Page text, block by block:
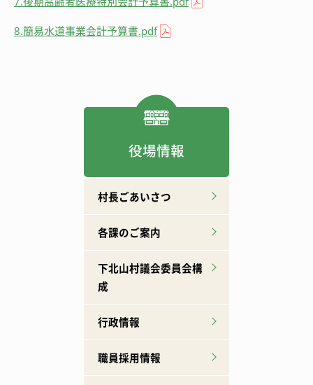
8.簡易水道事業会計予算書.pdf
役場情報
村長ごあいさつ
各課のご案内
下北山村議会委員会構
成
行政情報
職員採用情報